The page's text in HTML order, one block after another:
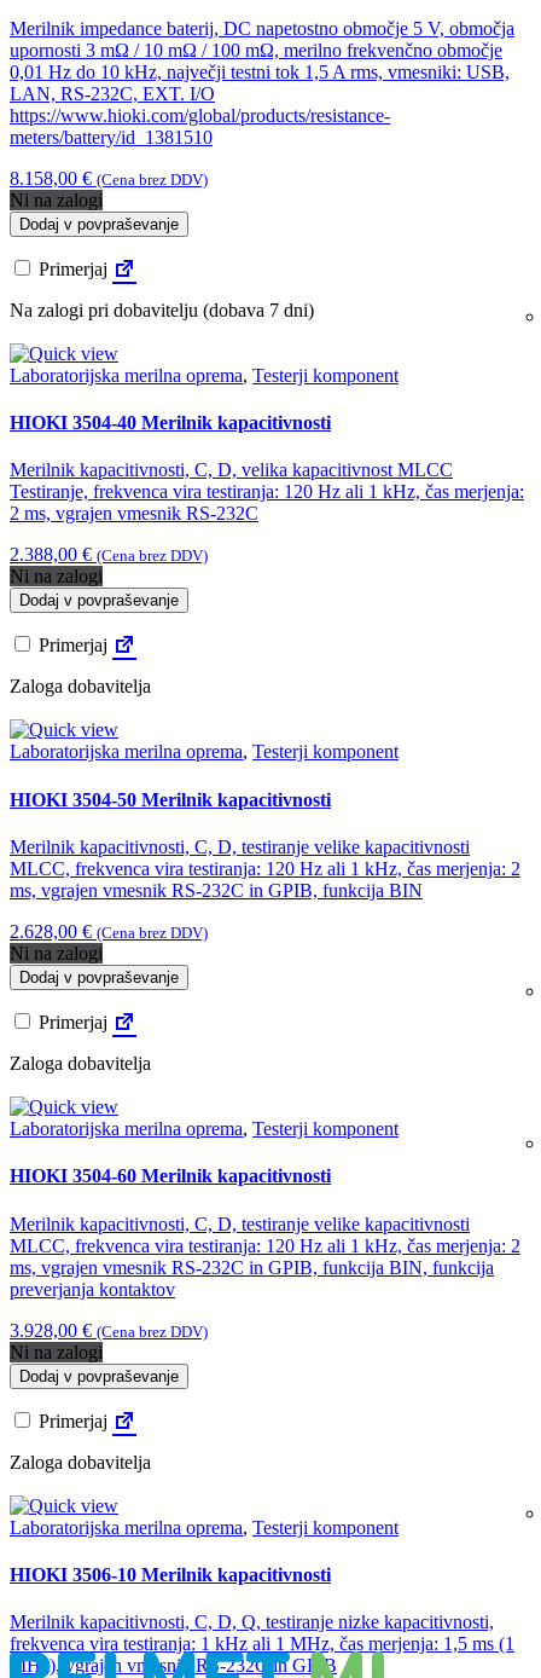
Merilnik impedance baterij, DC napetostno območje 5 V, območja
upornosti 3 mΩ / 10 mΩ / 100 mΩ, merilno frekvenčno območje
0,01 Hz do 10 kHz, največji testni tok 1,5 A rms, vmesniki: USB,
LAN, RS-232C, EXT. I/O
https://www.hioki.com/global/products/resistance-
meters/battery/id_1381510
8.158,00 € (Cena brez DDV)
Ni na zalogi
Dodaj v povpraševanje
Primerjaj
Na zalogi pri dobavitelju (dobava 7 dni)
Laboratorijska merilna oprema, Testerji komponent
HIOKI 3504-40 Merilnik kapacitivnosti
Merilnik kapacitivnosti, C, D, velika kapacitivnost MLCC
Testiranje, frekvenca vira testiranja: 120 Hz ali 1 kHz, čas merjenja:
2 ms, vgrajen vmesnik RS-232C
2.388,00 € (Cena brez DDV)
Ni na zalogi
Dodaj v povpraševanje
Primerjaj
Zaloga dobavitelja
Laboratorijska merilna oprema, Testerji komponent
HIOKI 3504-50 Merilnik kapacitivnosti
Merilnik kapacitivnosti, C, D, testiranje velike kapacitivnosti
MLCC, frekvenca vira testiranja: 120 Hz ali 1 kHz, čas merjenja: 2
ms, vgrajen vmesnik RS-232C in GPIB, funkcija BIN
2.628,00 € (Cena brez DDV)
Ni na zalogi
Dodaj v povpraševanje
Primerjaj
Zaloga dobavitelja
Laboratorijska merilna oprema, Testerji komponent
HIOKI 3504-60 Merilnik kapacitivnosti
Merilnik kapacitivnosti, C, D, testiranje velike kapacitivnosti
MLCC, frekvenca vira testiranja: 120 Hz ali 1 kHz, čas merjenja: 2
ms, vgrajen vmesnik RS-232C in GPIB, funkcija BIN, funkcija
preverjanja kontaktov
3.928,00 € (Cena brez DDV)
Ni na zalogi
Dodaj v povpraševanje
Primerjaj
Zaloga dobavitelja
Laboratorijska merilna oprema, Testerji komponent
HIOKI 3506-10 Merilnik kapacitivnosti
Merilnik kapacitivnosti, C, D, Q, testiranje nizke kapacitivnosti,
frekvenca vira testiranja: 1 kHz ali 1 MHz, čas merjenja: 1,5 ms (1
MHz), vgrajen vmesnik RS-232C in GPIB